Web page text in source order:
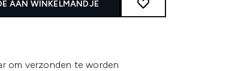
AAN WINKELMANDJE
om verzonden te worden